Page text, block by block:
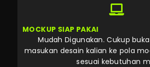
MOCKUP SIAP PAKAI
Mudah Digunakan. Cukup
masukan desain kalian ke pola
sesuai kebutuhan